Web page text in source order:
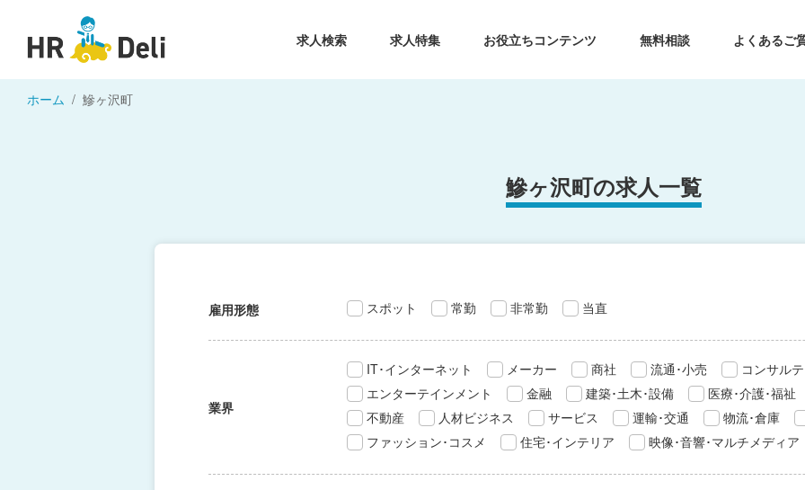
求人検索 求人特集 お役立ちコンテンツ 無料相談 よくあるご
ホーム 鰺ヶ沢町
鰺ヶ沢町の求人一覧
雇用形態 スポット 常勤 非常勤 当直
業界
IT･インターネット メーカー 商社 流通･小売
コンサル
エンターテインメント
金融 建築･土木･設備
医療･介護･福祉
不動産
人材ビジネス サービス 運輸･交通
物流･倉庫
ファッション･コスメ
住宅･インテリア 映像･音響･マルチメディア